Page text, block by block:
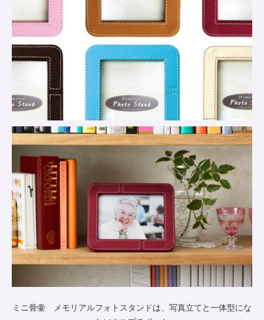
ミニ骨壷 メモリアルフォトスタンドは、写真立てと一体型にな